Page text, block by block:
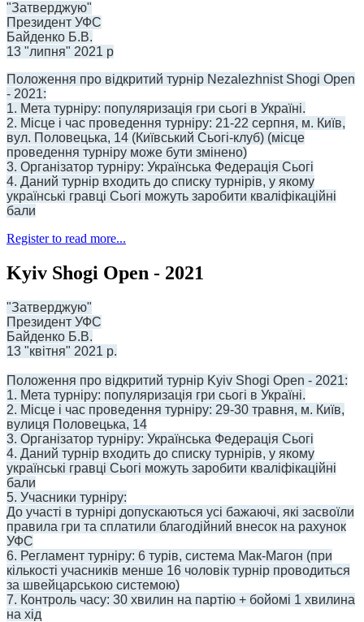
"Затверджую"
Президент УФС
Байденко Б.В.
13 "липня" 2021 р
Положення про відкритий турнір Nezalezhnist Shogi Open
- 2021:
1. Мета турніру: популяризація гри сьогі в Україні.
2. Місце і час проведення турніру: 21-22 серпня, м. Київ,
вул. Половецька, 14 (Київcький Сьогі-клуб) (місце
проведення турніру може бути змінено)
3. Організатор турніру: Українська Федерація Сьогі
4. Даний турнір входить до списку турнірів, у якому
українські гравці Сьогі можуть заробити кваліфікаційні
бали
Register to read more...
Kyiv Shogi Open - 2021
"Затверджую"
Президент УФС
Байденко Б.В.
13 "квітня" 2021 р.
Положення про відкритий турнір Kyiv Shogi Open - 2021:
1. Мета турніру: популяризація гри сьогі в Україні.
2. Місце і час проведення турніру: 29-30 травня, м. Київ,
вулиця Половецька, 14
3. Організатор турніру: Українська Федерація Сьогі
4. Даний турнір входить до списку турнірів, у якому
українські гравці Сьогі можуть заробити кваліфікаційні
бали
5. Учасники турніру:
До участі в турнірі допускаються усі бажаючі, які засвоїли
правила гри та сплатили благодійний внесок на рахунок
УФС
6. Регламент турніру: 6 турів, система Мак-Магон (при
кількості учасників менше 16 чоловік турнір проводиться
за швейцарською системою)
7. Контроль часу: 30 хвилин на партію + бойомі 1 хвилина
на хід